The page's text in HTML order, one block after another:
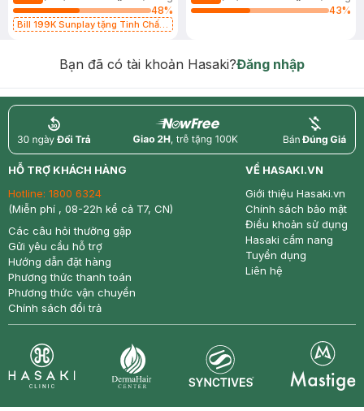
48%
Bill 199K Sunplay tặng Tinh Chất
43%
Bạn đã có tài khoản Hasaki?Đăng nhập
return nowfree price
HỖ TRỢ KHÁCH HÀNG
Hotline: 1800 6324
(Miễn phí , 08-22h kể cả T7, CN)
Các câu hỏi thường gặp
Gửi yêu cầu hỗ trợ
Hướng dẫn đặt hàng
Phương thức thanh toán
Phương thức vận chuyển
Chính sách đổi trả
VỀ HASAKI.VN
Giới thiệu Hasaki.vn
Chính sách bảo mật
Điều khoản sử dụng
Hasaki cẩm nang
Tuyển dụng
Liên hệ